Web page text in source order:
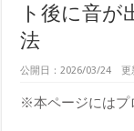
ト後に音が
法
公開日：2026/03/24
※本ページにはプ